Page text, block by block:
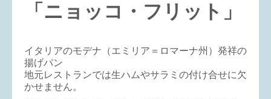
「ニョッコ・フリット」
イタリアのモデナ（エミリア＝ロマーナ州）発祥の
揚げパン
地元レストランでは生ハムやサラミの付け合せに欠
かせません。